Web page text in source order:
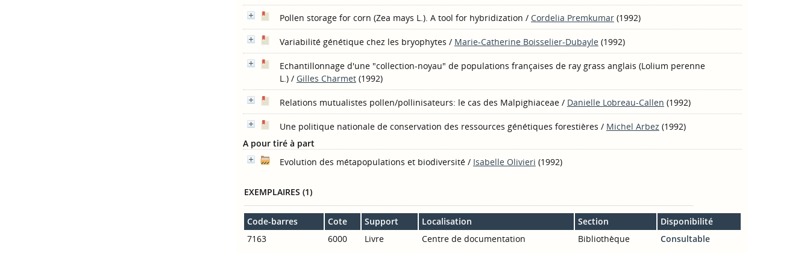
Pollen storage for corn (Zea mays L.). A tool for hybridization / Cordelia Premkumar(1992)
Variabilité génétique chez les bryophytes / Marie-Catherine Boisselier-Dubayle(1992)
Echantillonnage d'une "collection-noyau" de populations françaises de ray grass anglais (Lolium perenne
L.)/ Gilles Charmet(1992)
Relations mutualistes pollen/pollinisateurs: le cas des Malpighiaceae/ Danielle Lobreau-Callen (1992)
Une politique nationale de conservation des ressources génétiques forestières / Michel Arbez (1992)
A pour tiré à part
Evolution des métapopulations et biodiversité/ Isabelle Olivieri (1992)
EXEMPLAIRES (1)
Code-barres Cote Support Localisation Section
Disponibilité
7163
6000 Livre Centre de documentation Bibliothèque Consultable